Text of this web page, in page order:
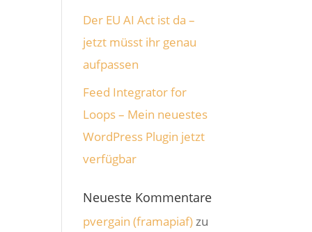
Der EU AI Act ist da –
jetzt müsst ihr genau
aufpassen
Feed Integrator for
Loops – Mein neuestes
WordPress Plugin jetzt
verfügbar
Neueste Kommentare
pvergain (framapiaf)zu